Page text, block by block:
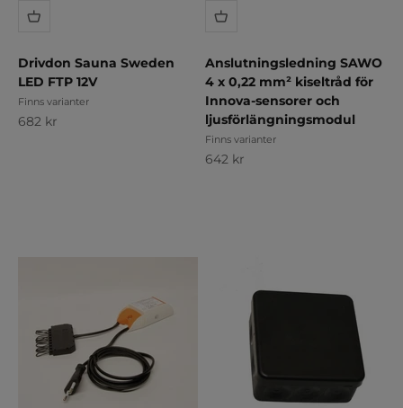
Drivdon Sauna Sweden
LED FTP 12V
Finns varianter
REA-pris
682 kr
Anslutningsledning SAWO
4 x 0,22 mm² kiseltråd för
Innova-sensorer och
ljusförlängningsmodul
Finns varianter
REA-pris
642 kr